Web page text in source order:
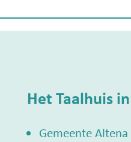
Het Taalhuis
Gemeente Altena